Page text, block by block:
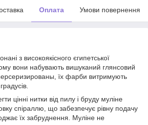
Оплата Умови повернення
з високоякісного єгипетської
вони набувають вишуканий глянсовий
їх фарби витримують
цінні нитки від пилу і бруду муліне
спіраллю, що забезпечує рівну подачу
їх забруднення. Муліне не